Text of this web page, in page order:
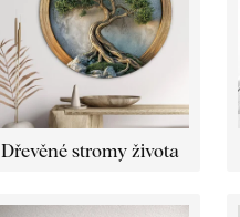
Dřevěné stromy života